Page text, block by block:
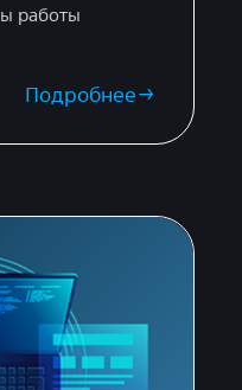
работы
Подробнее